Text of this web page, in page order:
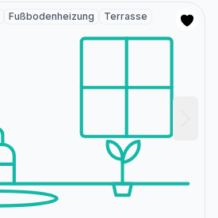
Fußbodenheizung
Terrasse